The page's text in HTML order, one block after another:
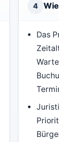
4
Das